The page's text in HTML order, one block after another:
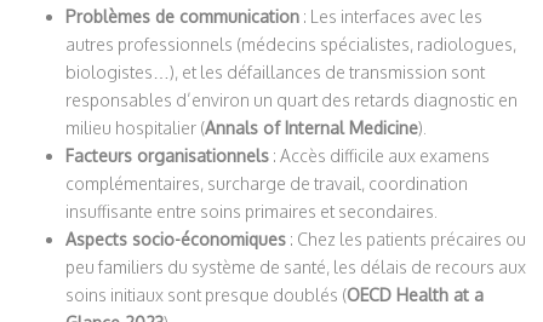
Problèmes de communication : Les interfaces avec les
autres professionnels (médecins spécialistes, radiologues,
biologistes…), et les défaillances de transmission sont
responsables d’environ un quart des retards diagnostic en
milieu hospitalier (Annals of Internal Medicine).
Facteurs organisationnels : Accès difficile aux examens
complémentaires, surcharge de travail, coordination
insuffisante entre soins primaires et secondaires.
Aspects socio-économiques : Chez les patients précaires ou
peu familiers du système de santé, les délais de recours aux
soins initiaux sont presque doublés (OECD Health at a